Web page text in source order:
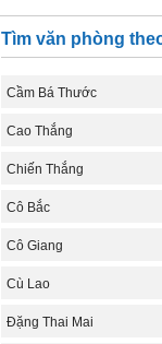
Tìm văn phòng
Cầm Bá Thước
Cao Thắng
Chiến Thắng
Cô Bắc
Cô Giang
Cù Lao
Đặng Thai Mai